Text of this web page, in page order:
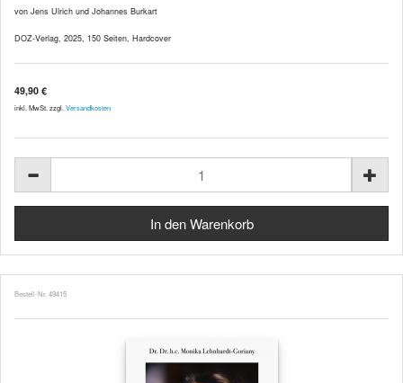
von Jens Ulrich und Johannes Burkart
DOZ-Verlag, 2025, 150 Seiten, Hardcover
49,90 €
inkl. MwSt. zzgl. Versandkosten
Bestell-Nr. 49415